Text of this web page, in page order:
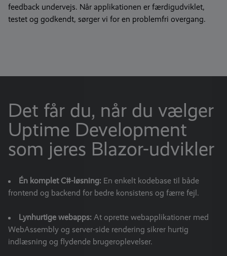
feedback undervejs. Når applikationen er færdigudviklet,
testet og godkendt, sørger vi for en problemfri overgang.
Det får du, når du vælger
Uptime Development
som jeres Blazor-udvikler
Én komplet C#-løsning: En enkelt kodebase til både
frontend og backend for bedre konsistens og færre fejl.
Lynhurtige webapps: At oprette webapplikationer med
WebAssembly og server-side rendering sikrer hurtig
indlæsning og flydende brugeroplevelser.